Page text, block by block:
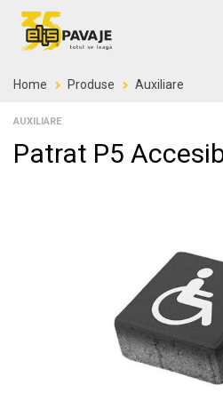
Home Produse Auxiliare
AUXILIARE
Patrat P5